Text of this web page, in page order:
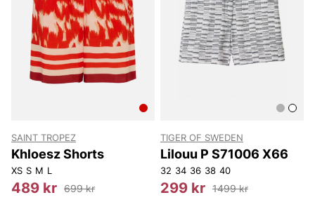
SAINT TROPEZ
Khloesz Shorts
XS S M L
489 kr 699 kr
TIGER OF SWEDEN
Lilouu P S71006 X66
32 34 36 38 40
299 kr 1499 kr